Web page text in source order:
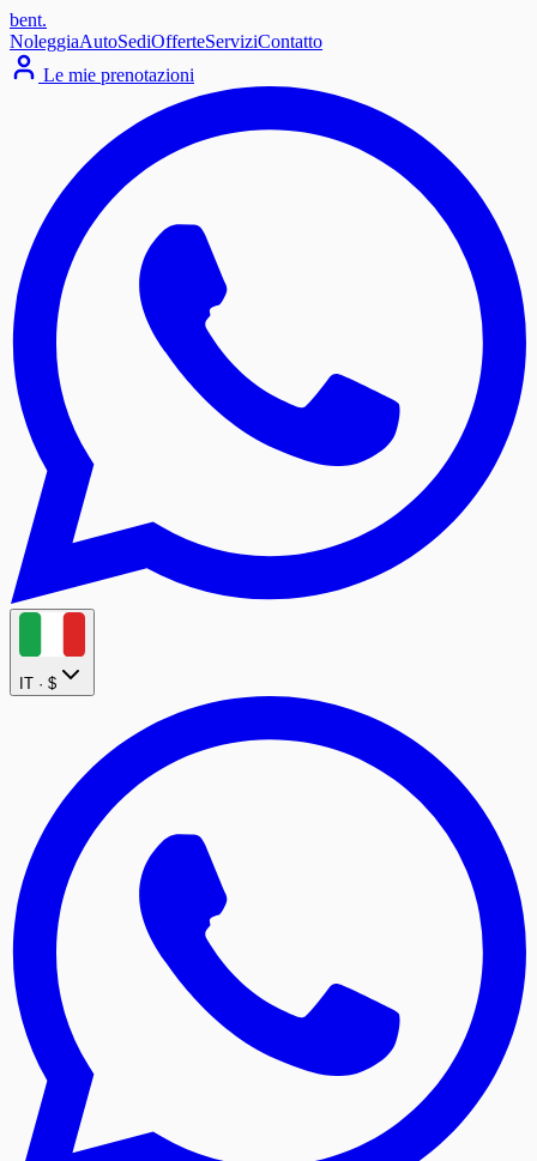
bent.
NoleggiaAutoSediOfferteServiziContatto
Le mie prenotazioni
IT · $